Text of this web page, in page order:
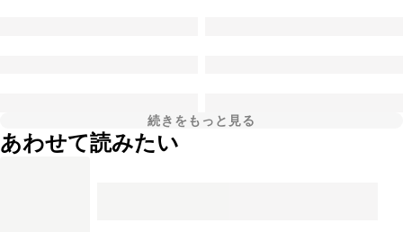
続きをもっと見る
あわせて読みたい